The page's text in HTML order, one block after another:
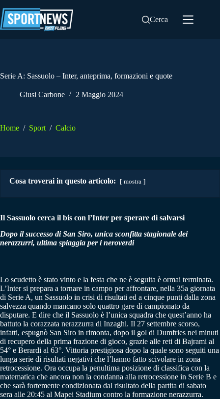
al
contenuto
Cerca
Serie A: Sassuolo – Inter, anteprima, formazioni e quote
Giusi Carbone 2 Maggio 2024
Home / Sport / Calcio
Cosa troverai in questo articolo: mostra
Il Sassuolo cerca il bis con l’Inter per sperare di salvarsi
Dopo il successo di San Siro, unica sconfitta stagionale dei
nerazzurri, ultima spiaggia per i neroverdi
Lo scudetto è stato vinto e la festa che ne è seguita è ormai terminata.
L’Inter si prepara a tornare in campo per affrontare, nella 35a giornata
di Serie A, un Sassuolo in crisi di risultati ed a cinque punti dalla zona
salvezza quando mancano solo quattro gare di campionato da
disputare. E dire che il Sassuolo è l’unica squadra che quest’anno ha
battuto la corazzata nerazzurra di Inzaghi. Il 27 settembre scorso,
infatti, espugnò San Siro in rimonta, dopo il gol di Dumfries nei minuti
di recupero della prima frazione di gioco, grazie alle reti di Bajrami al
54° e Berardi al 63°. Vittoria prestigiosa dopo la quale sono seguiti una
lunga serie di risultati negativi che l’hanno fatto scivolare in zona
retrocessione. Ora occupa la penultima posizione di classifica con la
matematica che ancora non la condanna alla retrocessione in Serie B e
che sarà fortemente condizionata dal risultato della partita di sabato
sera alle 20:45 al Mapei Stadium contro la formazione nerazzurra.